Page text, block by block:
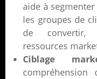
aide à
les groupes de
de convertir,
ressources
Ciblage
compréhension